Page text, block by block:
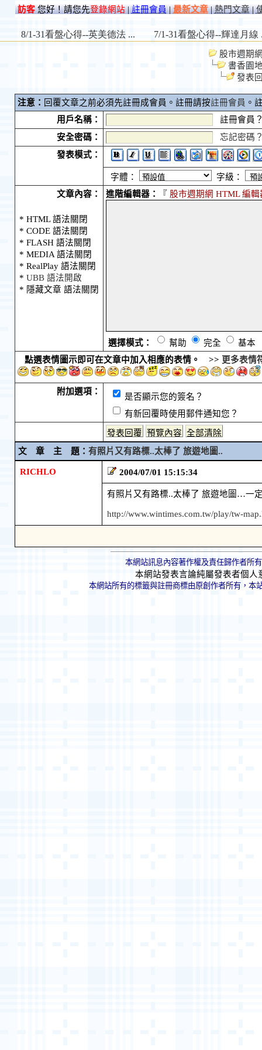
訪客您好！請您先登錄網站|註冊會員|最新文章|熱門文章|
股市週期
書香園
發表
注意： 回覆文章之前必須先註冊成會員。註冊請按註冊會員 。
用戶名稱：
註冊會員
安全密碼：
忘記密碼
發表模式：
字體：
字級：
文章內容：
* HTML 語法關閉
* CODE 語法關閉
* FLASH 語法關閉
* MEDIA 語法關閉
* RealPlay 語法關閉
* UBB 語法開啟
* 隱藏文章 語法關閉
進階編輯器： 『 股市週期網 HTML 編輯
選擇模式： 幫助 完全
基
點選表情圖示即可在文章中加入相應的表情。 >> 更多表情
附加選項：
是否顯示您的簽名？
有新回覆時使用郵件通知您？
文 章 主 題： 有照片又有路標..太棒了 旅遊地圖..
RICHLO 2004/07/01 15:15:34
有照片又有路標..太棒了 旅遊地圖…一
http://www.wintimes.com.tw/play/tw-
本網站訊息內容著作權及責任歸作者所
本網站發表言論純屬發表者個人
本網站所有的標籤與註冊商標由原創作者所有，本